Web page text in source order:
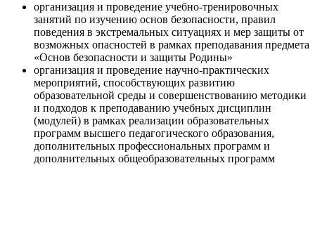
организация и проведение учебно-тренировочных
занятий по изучению основ безопасности, правил
поведения в экстремальных ситуациях и мер защиты от
возможных опасностей в рамках преподавания предмета
«Основ безопасности и защиты Родины»
организация и проведение научно-практических
мероприятий, способствующих развитию
образовательной среды и совершенствованию методики
и подходов к преподаванию учебных дисциплин
(модулей) в рамках реализации образовательных
программ высшего педагогического образования,
дополнительных профессиональных программ и
дополнительных общеобразовательных программ